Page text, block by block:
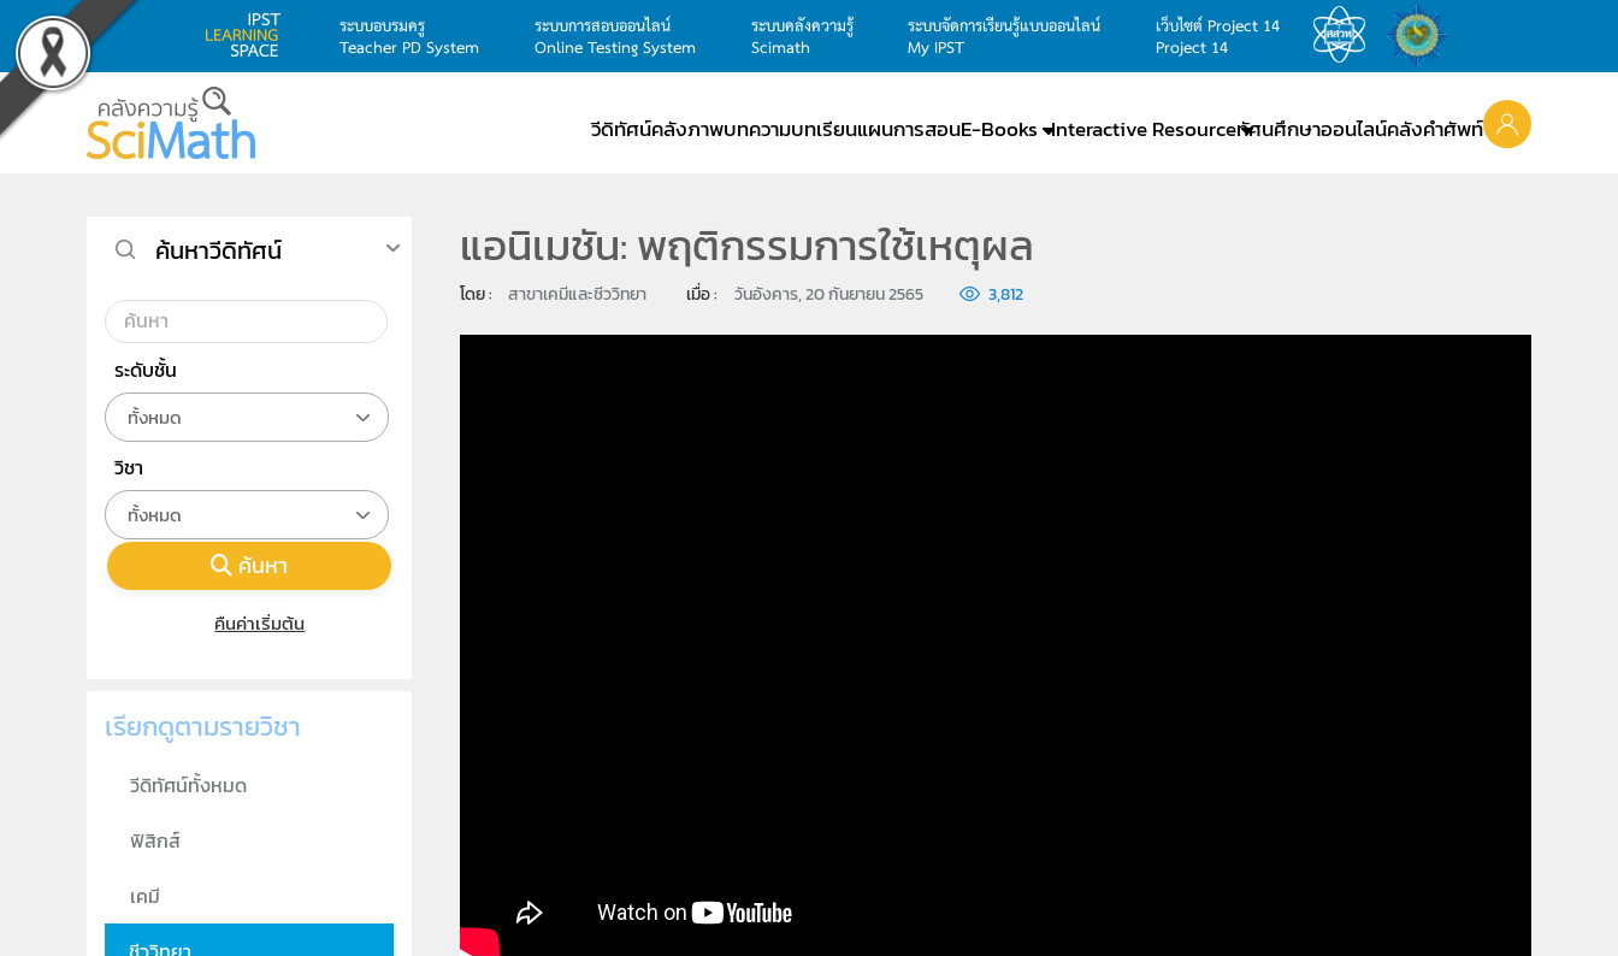
Skip to main content
ระบบอบรมครู
Teacher PD System
ระบบการสอบออนไลน์
Online Testing System
ระบบคลังความรู้
Scimath
ระบบจัดการเรียนรู้แบบออนไลน์
My IPST
เว็บไซต์ Project 14
Project 14
วีดิทัศน์คลังภาพบทความบทเรียนแผนการสอนE-Books Interactive Resourceทัศนศึกษาออนไลน์คลังคำศัพท์
แอนิเมชัน: พฤติกรรมการใช้เหตุผล
โดย : สาขาเคมีและชีววิทยา เมื่อ : วันอังคาร, 20 กันยายน 2565 3,812
ค้นหาวีดิทัศน์
ระดับชั้น
ทั้งหมด
วิชา
ทั้งหมด
ค้นหา
คืนค่าเริ่มต้น
เรียกดูตามรายวิชา
วีดิทัศน์ทั้งหมด
ฟิสิกส์
เคมี